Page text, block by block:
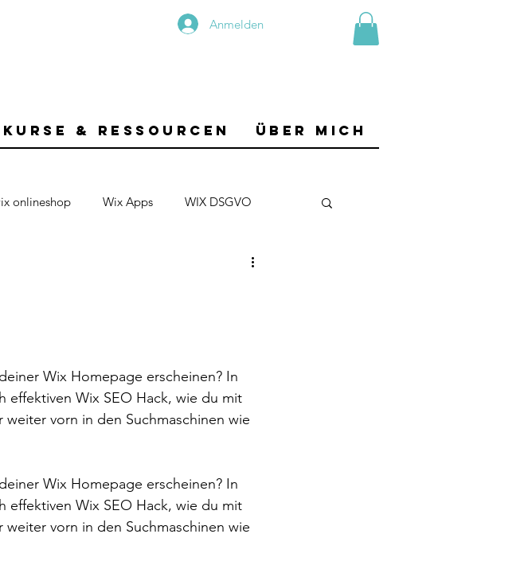
Anmelden
Kurse & Ressourcen Über mich
onlineshop Wix Apps WIX DSGVO
Wix Homepage erscheinen? In
effektiven Wix SEO Hack, wie du mit
vorn in den Suchmaschinen wie
Wix Homepage erscheinen? In
effektiven Wix SEO Hack, wie du mit
vorn in den Suchmaschinen wie